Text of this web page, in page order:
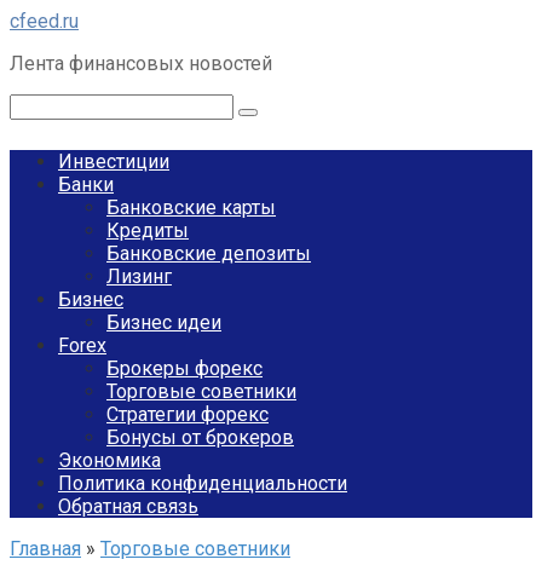
Перейти
контенту
cfeed.ru
Лента финансовых новостей
Инвестиции
Банки
Банковские карты
Кредиты
Банковские депозиты
Лизинг
Бизнес
Бизнес идеи
Forex
Брокеры форекс
Торговые советники
Стратегии форекс
Бонусы от брокеров
Экономика
Политика конфиденциальности
Обратная связь
Главная » Торговые советники